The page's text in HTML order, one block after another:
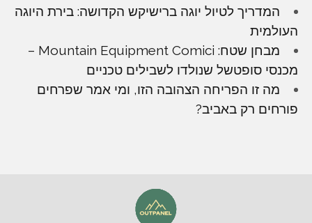
המדריך לטיול יוגה ברישיקש הקדושה: בירת היוגה
העולמית
מבחן שטח: Mountain Equipment Comici –
מכנסי סופטשל שנולדו לשבילים טכניים
מה זו הפריחה הצהובה הזו, ומי אמר שפרחים
פורחים רק באביב?